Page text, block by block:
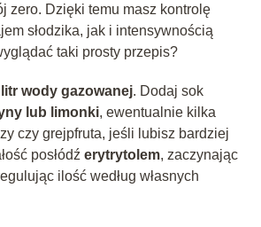
zero. Dzięki temu masz kontrolę
słodzika, jak i intensywnością
taki prosty przepis?
litr wody gazowanej. Dodaj sok
lub limonki, ewentualnie kilka
czy grejpfruta, jeśli lubisz bardziej
posłódź erytrytolem, zaczynając
ilość według własnych